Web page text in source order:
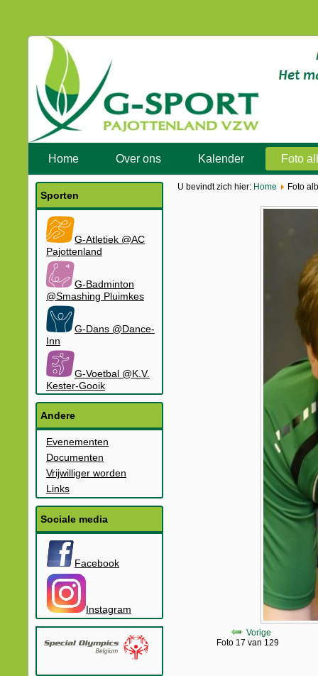
Home Over ons Kalender Foto
Sporten
G-Atletiek @AC
Pajottenland
G-Badminton
@Smashing Pluimkes
G-Dans @Dance-
Inn
G-Voetbal @K.V.
Kester-Gooik
Andere
Evenementen
Documenten
Vrijwilliger worden
Links
Sociale media
Facebook
Instagram
U bevindt zich hier: Home Foto
Vorige
Foto 17 van 129